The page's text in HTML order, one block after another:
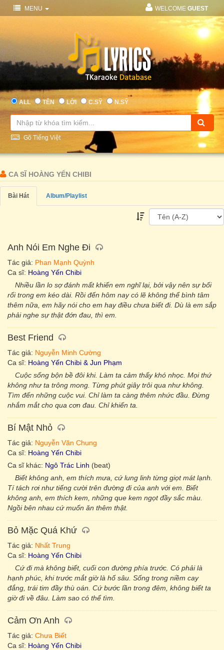
MENU WELCOME GUEST
ALL TÊN LỜI C.SỸ N.SỸ
Gõ Tiếng Việt
CA SĨ HOÀNG YẾN CHIBI
Bài Hát Album/Playlist
Anh Nói Em Nghe Đi
Tác giả: Phan Mạnh Quỳnh
Ca sĩ: Hoàng Yến Chibi
Nhiều lần lo sợ đánh mất khiến em nghĩ lại, bởi vậy nên sự bối
rối trong em kéo dài. Rồi đến hôm nay có lẽ không thể bình tâm
thêm nữa, em hãy nói cho em hay điều chưa biết đi. Dù là em sắp
phải nghe sự thật đớn đau, thì em.
Best Friend
Tác giả: Nguyễn Minh Cường
Ca sĩ: Hoàng Yến Chibi & Jun Phạm
Cuộc sống bộn bề đôi khi. Làm ta cảm thấy khó nhọc. Mọi thứ
không như ta trông mong. Từng phút giây trôi qua như không.
Tìm đến những cuộc vui. Chỉ làm ta càng thêm nhức đầu. Đừng
nhắm mắt cho qua cơn đau. Chỉ khiến ta.
Bí Mật Nhỏ
Tác giả: Nguyễn Văn Chung
Ca sĩ: Hoàng Yến Chibi
Ca sĩ khác: Ngô Trác Linh (beat)
Biết không anh, em thích mưa, cứ lung linh từng giọt mát lạnh.
Tí tách rơi như tiếng cười trên đường đi của anh với em. Biết
không anh, em thích kem, những que kem ngọt đầy sắc màu.
Ngồi bên nhau cứ muốn ăn thêm thật.
Bỏ Mặc Quá Khứ
Tác giả: Nhất Trung
Ca sĩ: Hoàng Yến Chibi
Cứ đi mà không biết, cuối con đường phía trước. Có phải là
hạnh phúc, khi trước mắt giờ là hố sâu. Sống trong niềm cay
đắng, trái tim đầy thù oán. Cứ bước lần trong đêm, không biết ta
giờ đi về đâu. Làm sao có thể tìm.
Cảm Ơn Anh
Tác giả: Chưa Biết
Ca sĩ: Hoàng Yến Chibi